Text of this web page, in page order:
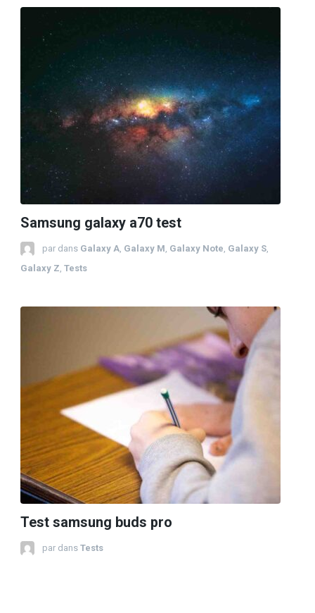
Samsung galaxy a70 test
par dans Galaxy A Galaxy M Galaxy Note Galaxy S
Galaxy Z Tests
Test samsung buds pro
par dans Tests